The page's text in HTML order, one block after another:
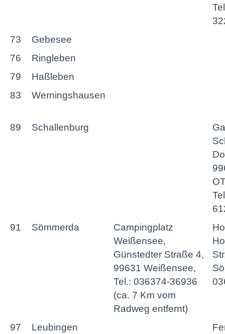
73
Gebesee
76
Ringleben
79
Haßleben
83
Werningshausen
89 Schallenburg
91
Sömmerda
Campingplatz
Weißensee,
Günstedter Straße 4,
99631 Weißensee,
Tel.: 036374-36936
(ca. 7 Km vom
Radweg entfernt)
97 Leubingen